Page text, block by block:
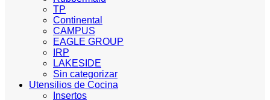
TP
Continental
CAMPUS
EAGLE GROUP
IRP
LAKESIDE
Sin categorizar
Utensilios de Cocina
Insertos